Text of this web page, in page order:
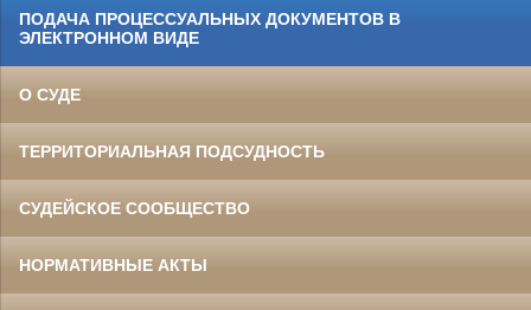
ПОДАЧА ПРОЦЕССУАЛЬНЫХ ДОКУМЕНТОВ В
ЭЛЕКТРОННОМ ВИДЕ
О СУДЕ
ТЕРРИТОРИАЛЬНАЯ ПОДСУДНОСТЬ
СУДЕЙСКОЕ СООБЩЕСТВО
НОРМАТИВНЫЕ АКТЫ